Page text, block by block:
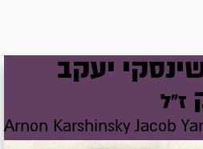
יעקב
ז"ל
Arnon Karshinsky Jacob